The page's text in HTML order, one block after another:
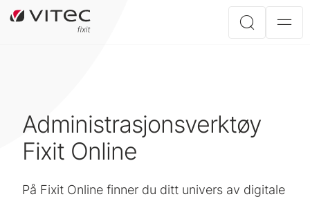
Administrasjonsverktøy
Fixit Online
På Fixit Online finner du ditt univers av digitale